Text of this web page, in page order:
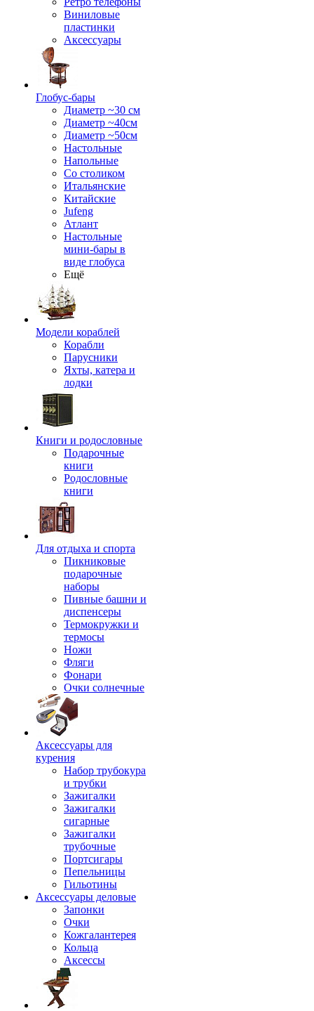
Виниловые
пластинки
Аксессуары
Глобус-бары
Диаметр ~30 см
Диаметр ~40см
Диаметр ~50см
Настольные
Напольные
Со столиком
Итальянские
Китайские
Jufeng
Атлант
Настольные
мини-бары в
виде глобуса
Ещё
Модели кораблей
Корабли
Парусники
Яхты, катера и
лодки
Книги и родословные
Подарочные
книги
Родословные
книги
Для отдыха и спорта
Пикниковые
подарочные
наборы
Пивные башни и
диспенсеры
Термокружки и
термосы
Ножи
Фляги
Фонари
Очки солнечные
Аксессуары для
курения
Набор трубокура
и трубки
Зажигалки
Зажигалки
сигарные
Зажигалки
трубочные
Портсигары
Пепельницы
Гильотины
Аксессуары деловые
Запонки
Очки
Кожгалантерея
Кольца
Аксессы